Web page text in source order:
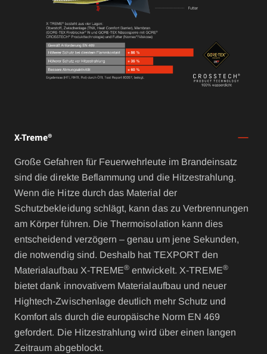
X-Treme®
Große Gefahren für Feuerwehrleute im Brandeinsatz
sind die direkte Beflammung und die Hitzestrahlung.
Wenn die Hitze durch das Material der
Schutzbekleidung schlägt, kann das zu Verbrennungen
am Körper führen. Die Thermoisolation kann dies
entscheidend verzögern – genau um jene Sekunden,
die notwendig sind. Deshalb hat TEXPORT den
Materialaufbau X-TREME® entwickelt. X-TREME®
bietet dank innovativem Materialaufbau und neuer
Hightech-Zwischenlage deutlich mehr Schutz und
Komfort als durch die europäische Norm EN 469
gefordert. Die Hitzestrahlung wird über einen langen
Zeitraum abgeblockt.